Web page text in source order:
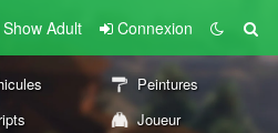
Show Adult Connexion
Peintures
Joueur